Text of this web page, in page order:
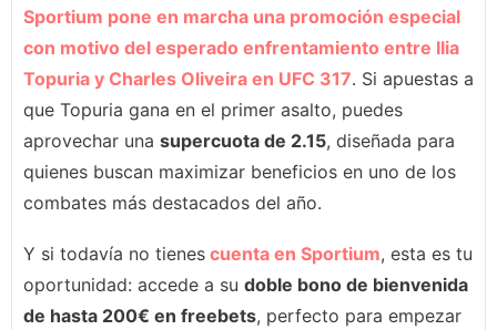
Sportium pone en marcha una promoción especial
con motivo del esperado enfrentamiento entre Ilia
Topuria y Charles Oliveira en UFC 317. Si apuestas a
que Topuria gana en el primer asalto, puedes
aprovechar una supercuota de 2.15, diseñada para
quienes buscan maximizar beneficios en uno de los
combates más destacados del año.
Y si todavía no tienes cuenta en Sportium, esta es tu
oportunidad: accede a su doble bono de bienvenida
de hasta 200€ en freebets, perfecto para empezar